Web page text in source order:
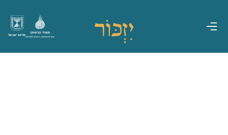
מדינת ישראל
משרד הביטחון
אגף משפחות, הנצחה ומורשת